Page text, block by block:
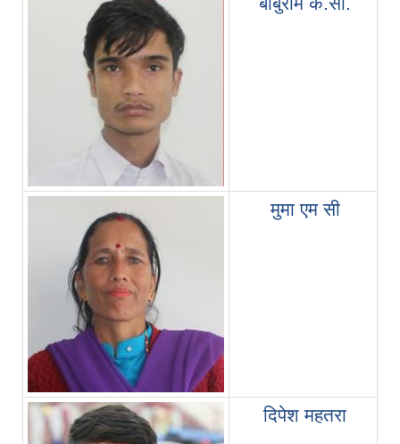
मुमा एम सी
दिपेश महतरा